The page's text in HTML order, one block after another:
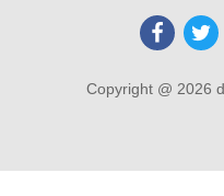
Copyright @ 2026